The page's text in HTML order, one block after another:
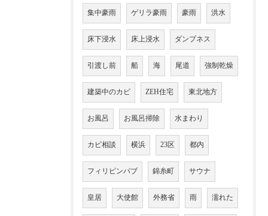
集中豪雨 ゲリラ豪雨 豪雨 洪水
床下浸水 床上浸水 ダンプネス
引渡し前 船 海 尾道 強制乾燥
建築中のカビ ZEH住宅 東北地方
お風呂 お風呂掃除 水まわり
カビ相談 横浜 23区 都内
フィリピンパブ 錦糸町 サウナ
皇居 大使館 外務省 雨 濡れた